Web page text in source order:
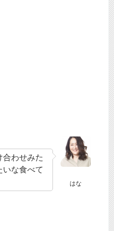
はな
合わせみた
いな食べて